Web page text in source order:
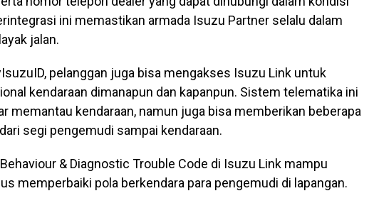
ini memastikan armada Isuzu Partner selalu dalam
jalan.
pelanggan juga bisa mengakses Isuzu Link untuk
kendaraan dimanapun dan kapanpun. Sistem telematika ini
memantau kendaraan, namun juga bisa memberikan beberapa
segi pengemudi sampai kendaraan.
& Diagnostic Trouble Code di Isuzu Link mampu
memperbaiki pola berkendara para pengemudi di lapangan.